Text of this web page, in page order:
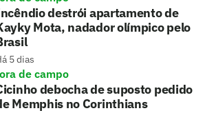
destrói apartamento de
Mota, nadador olímpico pelo
5 dias
de campo
debocha de suposto pedido
Memphis no Corinthians